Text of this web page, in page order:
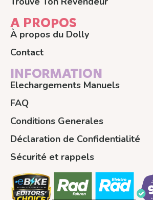
A PROPOS
À propos du Dolly
Contact
INFORMATION
Elechargements Manuels
FAQ
Conditions Generales
Déclaration de Confidentialité
Sécurité et rappels